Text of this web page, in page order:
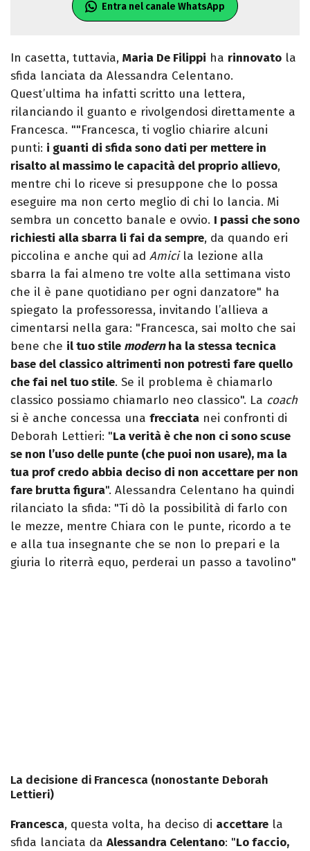
Entra nel canale WhatsApp
In casetta, tuttavia, Maria De Filippi ha rinnovato la
sfida lanciata da Alessandra Celentano.
Quest’ultima ha infatti scritto una lettera,
rilanciando il guanto e rivolgendosi direttamente a
Francesca. ""Francesca, ti voglio chiarire alcuni
punti: i guanti di sfida sono dati per mettere in
risalto al massimo le capacità del proprio allievo,
mentre chi lo riceve si presuppone che lo possa
eseguire ma non certo meglio di chi lo lancia. Mi
sembra un concetto banale e ovvio. I passi che sono
richiesti alla sbarra li fai da sempre, da quando eri
piccolina e anche qui ad Amicila lezione alla
sbarra la fai almeno tre volte alla settimana visto
che il è pane quotidiano per ogni danzatore" ha
spiegato la professoressa, invitando l’allieva a
cimentarsi nella gara: "Francesca, sai molto che sai
bene che il tuo stile modernha la stessa tecnica
base del classico altrimenti non potresti fare quello
che fai nel tuo stile. Se il problema è chiamarlo
classico possiamo chiamarlo neo classico". La coach
si è anche concessa una frecciata nei confronti di
Deborah Lettieri: "La verità è che non ci sono scuse
se non l’uso delle punte (che puoi non usare), ma la
tua prof credo abbia deciso di non accettare per non
fare brutta figura". Alessandra Celentano ha quindi
rilanciato la sfida: "Ti dò la possibilità di farlo con
le mezze, mentre Chiara con le punte, ricordo a te
e alla tua insegnante che se non lo prepari e la
giuria lo riterrà equo, perderai un passo a tavolino"
La decisione di Francesca (nonostante Deborah
Lettieri)
Francesca, questa volta, ha deciso di accettare la
sfida lanciata da Alessandra Celentano: "Lo faccio,